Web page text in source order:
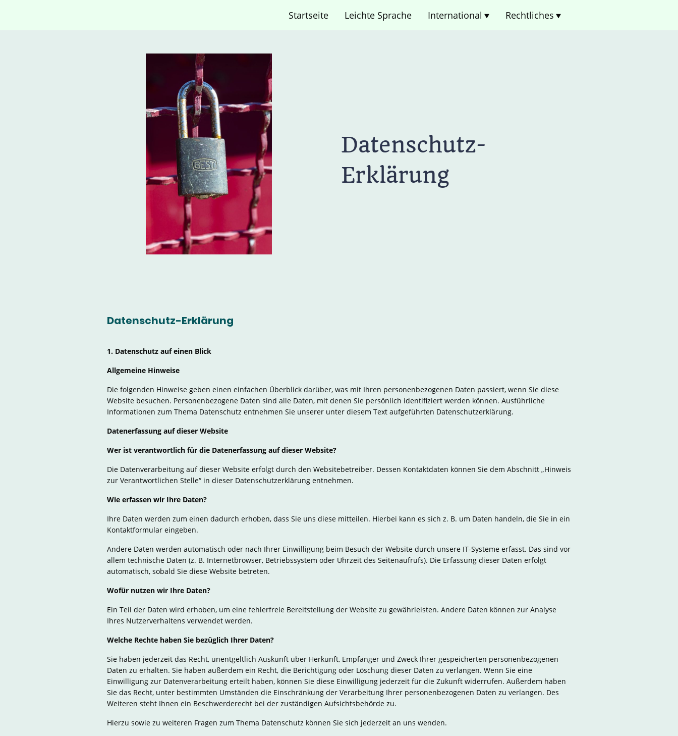
Startseite Leichte Sprache International Rechtliches
Datenschutz-
Erklärung
Datenschutz-Erklärung
1. Datenschutz auf einen Blick
Allgemeine Hinweise
Die folgenden Hinweise geben einen einfachen Überblick darüber, was mit Ihren personenbezogenen Daten passiert, wenn Sie diese
Website besuchen. Personenbezogene Daten sind alle Daten, mit denen Sie persönlich identifiziert werden können. Ausführliche
Informationen zum Thema Datenschutz entnehmen Sie unserer unter diesem Text aufgeführten Datenschutzerklärung.
Datenerfassung auf dieser Website
Wer ist verantwortlich für die Datenerfassung auf dieser Website?
Die Datenverarbeitung auf dieser Website erfolgt durch den Websitebetreiber. Dessen Kontaktdaten können Sie dem Abschnitt „Hinweis
zur Verantwortlichen Stelle“ in dieser Datenschutzerklärung entnehmen.
Wie erfassen wir Ihre Daten?
Ihre Daten werden zum einen dadurch erhoben, dass Sie uns diese mitteilen. Hierbei kann es sich z. B. um Daten handeln, die Sie in ein
Kontaktformular eingeben.
Andere Daten werden automatisch oder nach Ihrer Einwilligung beim Besuch der Website durch unsere IT-Systeme erfasst. Das sind vor
allem technische Daten (z. B. Internetbrowser, Betriebssystem oder Uhrzeit des Seitenaufrufs). Die Erfassung dieser Daten erfolgt
automatisch, sobald Sie diese Website betreten.
Wofür nutzen wir Ihre Daten?
Ein Teil der Daten wird erhoben, um eine fehlerfreie Bereitstellung der Website zu gewährleisten. Andere Daten können zur Analyse
Ihres Nutzerverhaltens verwendet werden.
Welche Rechte haben Sie bezüglich Ihrer Daten?
Sie haben jederzeit das Recht, unentgeltlich Auskunft über Herkunft, Empfänger und Zweck Ihrer gespeicherten personenbezogenen
Daten zu erhalten. Sie haben außerdem ein Recht, die Berichtigung oder Löschung dieser Daten zu verlangen. Wenn Sie eine
Einwilligung zur Datenverarbeitung erteilt haben, können Sie diese Einwilligung jederzeit für die Zukunft widerrufen. Außerdem haben
Sie das Recht, unter bestimmten Umständen die Einschränkung der Verarbeitung Ihrer personenbezogenen Daten zu verlangen. Des
Weiteren steht Ihnen ein Beschwerderecht bei der zuständigen Aufsichtsbehörde zu.
Hierzu sowie zu weiteren Fragen zum Thema Datenschutz können Sie sich jederzeit an uns wenden.